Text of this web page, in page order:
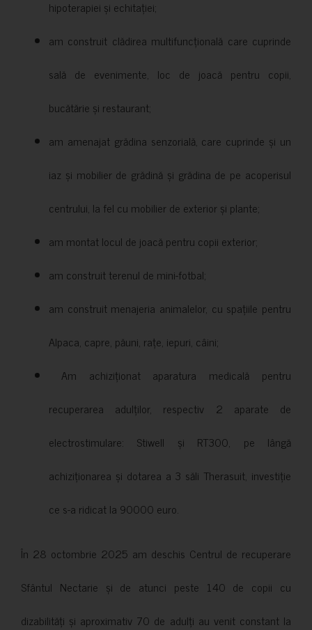
hipoterapiei și echitației;
am construit clădirea multifuncțională care cuprinde
sală de evenimente, loc de joacă pentru copii,
bucătărie și restaurant;
am amenajat grădina senzorială, care cuprinde și un
iaz și mobilier de grădină și grădina de pe acoperisul
centrului, la fel cu mobilier de exterior și plante;
am montat locul de joacă pentru copii exterior;
am construit terenul de mini-fotbal;
am construit menajeria animalelor, cu spațiile pentru
Alpaca, capre, păuni, rațe, iepuri, câini;
Am achiziționat aparatura medicală pentru
recuperarea adulților, respectiv 2 aparate de
electrostimulare: Stiwell și RT300, pe lângă
achiziționarea și dotarea a 3 săli Therasuit, investiție
ce s-a ridicat la 90000 euro.
În 28 octombrie 2025 am deschis Centrul de recuperare
Sfântul Nectarie și de atunci peste 140 de copii cu
dizabilități și aproximativ 70 de adulți au venit constant la